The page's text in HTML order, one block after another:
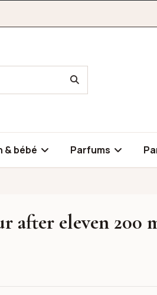
& bébé Parfums
after eleven 200